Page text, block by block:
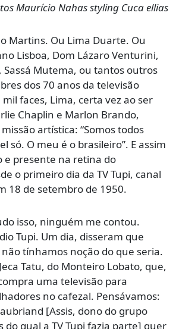
Maurício Nahas styling Cuca ellias
Martins. Ou Lima Duarte. Ou
Lisboa, Dom Lázaro Venturini,
Mutema, ou tantos outros
dos 70 anos da televisão
faces, Lima, certa vez ao ser
Chaplin e Marlon Brando,
artística: “Somos todos
só. O meu é o brasileiro”. E assim
e presente na retina do
o primeiro dia da TV Tupi, canal
18 de setembro de 1950.
isso, ninguém me contou.
Tupi. Um dia, disseram que
tínhamos noção do que seria.
Tatu, do Monteiro Lobato, que,
uma televisão para
no cafezal. Pensávamos:
[Assis, dono do grupo
do qual a TV Tupi fazia parte] quer